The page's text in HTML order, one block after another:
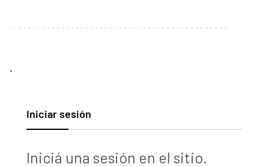
.
Iniciar sesión
Iniciá una sesión en el sitio.